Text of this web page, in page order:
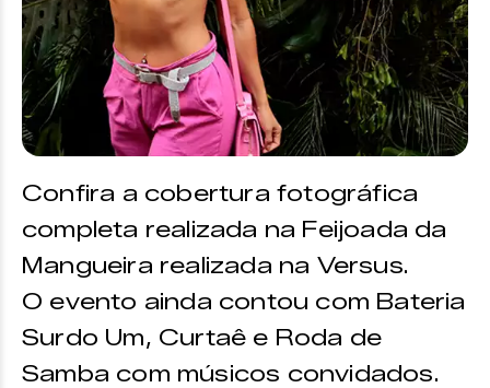
Confira a cobertura fotográfica
completa realizada na Feijoada da
Mangueira realizada na Versus.
O evento ainda contou com Bateria
Surdo Um, Curtaê e Roda de
Samba com músicos convidados.